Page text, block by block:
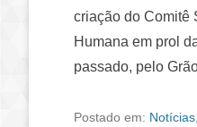
criação do Comitê
Humana em prol
passado, pelo
Postado em: Notícias